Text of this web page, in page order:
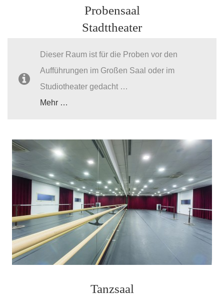
Probensaal
Stadttheater
Dieser Raum ist für die Proben vor den
Aufführungen im Großen Saal oder im
Studiotheater gedacht …
Mehr …
Tanzsaal